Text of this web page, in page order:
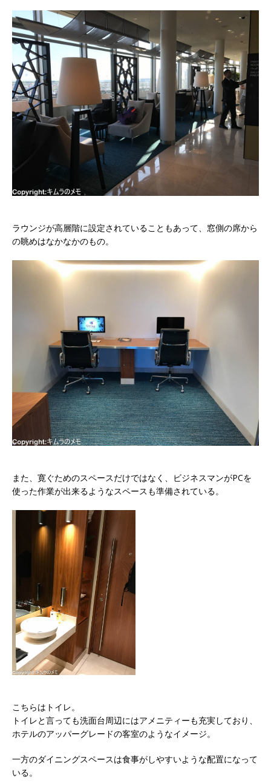
ラウンジが高層階に設定されていることもあって、窓側の席から
の眺めはなかなかのもの。
また、寛ぐためのスペースだけではなく、ビジネスマンがPCを
使った作業が出来るようなスペースも準備されている。
こちらはトイレ。
トイレと言っても洗面台周辺にはアメニティーも充実しており、
ホテルのアッパーグレードの客室のようなイメージ。
一方のダイニングスペースは食事がしやすいような配置になって
いる。